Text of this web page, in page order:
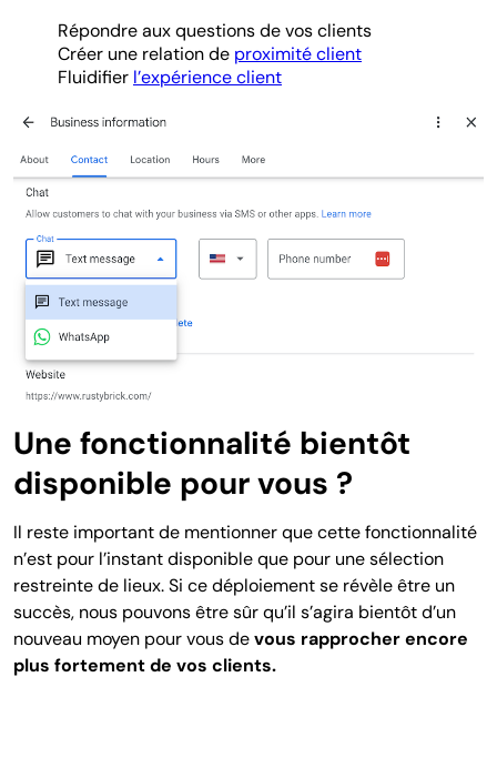
Répondre aux questions de vos clients
Créer une relation de proximité client
Fluidifier l’expérience client
Une fonctionnalité bientôt
disponible pour vous ?
Il reste important de mentionner que cette fonctionnalité
n’est pour l’instant disponible que pour une sélection
restreinte de lieux. Si ce déploiement se révèle être un
succès, nous pouvons être sûr qu’il s’agira bientôt d’un
nouveau moyen pour vous devous rapprocher encore
plus fortement de vos clients.